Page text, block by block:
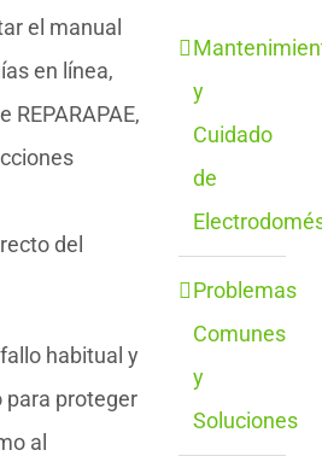
el manual
en línea,
REPARAPAE,
del
habitual y
para proteger
al
y
Cuidado
de
Problemas
Comunes
y
Soluciones